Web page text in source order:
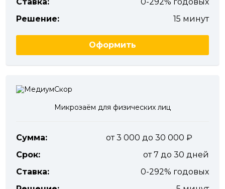
Ставка:
0-292% годовых
Решение:
15 минут
Оформить
Микрозаём для физических лиц
Сумма:
от 3 000 до 30 000
Срок:
от 7 до 30 дней
Ставка:
0-292% годовых